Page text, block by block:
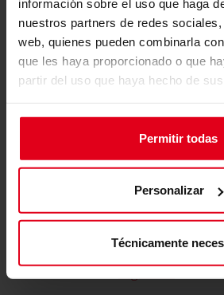
información sobre el uso que haga
nuestros partners de redes
web, quienes pueden combinarla
que les haya proporcionado o que
partir del uso que haya hecho de
Permitir todas
Personalizar
Técnicamente
Profundidad
Ancho
50 cm
Altura
10 cm
Materiales
Acero
Cockpit de